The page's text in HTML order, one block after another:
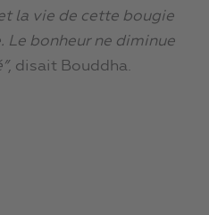
la vie de cette bougie
Le bonheur ne diminue
, disait Bouddha.